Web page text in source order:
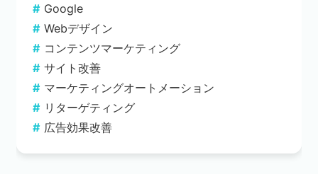
Google
Webデザイン
コンテンツマーケティング
サイト改善
マーケティングオートメーション
リターゲティング
広告効果改善